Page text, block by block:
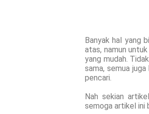
Banyak hal yang
atas, namun
yang mudah.
sama, semua
pencari.
Nah sekian
semoga artikel ini